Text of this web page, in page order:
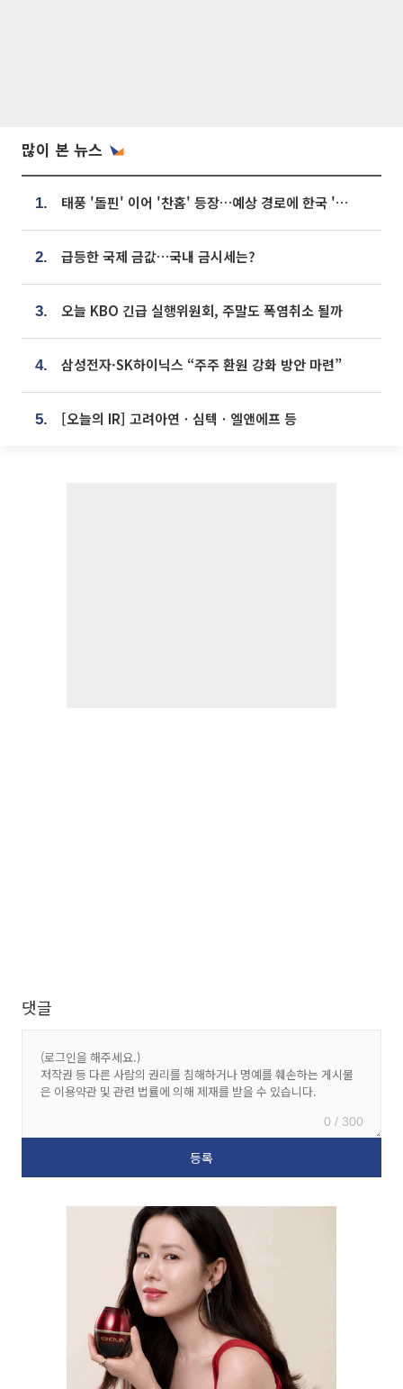
많이 본 뉴스
1. 태풍 '돌핀' 이어 '찬홈' 등장…예상 경로에 한국 '한숨'
2. 급등한 국제 금값…국내 금시세는?
3. 오늘 KBO 긴급 실행위원회, 주말도 폭염취소 될까
4. 삼성전자·SK하이닉스 “주주 환원 강화 방안 마련”
5. [오늘의 IR] 고려아연ㆍ심텍ㆍ엘앤에프 등
댓글
0 / 300